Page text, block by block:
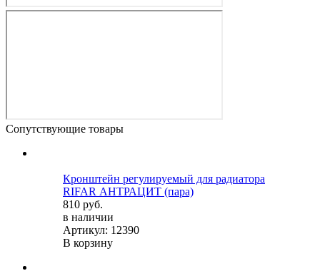
Сопутствующие товары
Кронштейн регулируемый для радиатора
RIFAR АНТРАЦИТ (пара)
810 руб.
в наличии
Артикул: 12390
В корзину